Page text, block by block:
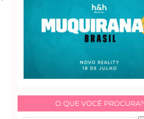
O QUE VOCÊ PROCURA?